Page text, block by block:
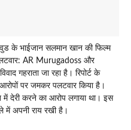
के भाईजान सलमान खान की फिल्म
AR Murugadoss और
गहराता जा रहा है। रिपोर्ट के
पर जमकर पलटवार किया है।
देरी करने का आरोप लगाया था। इस
में अपनी राय रखी है।